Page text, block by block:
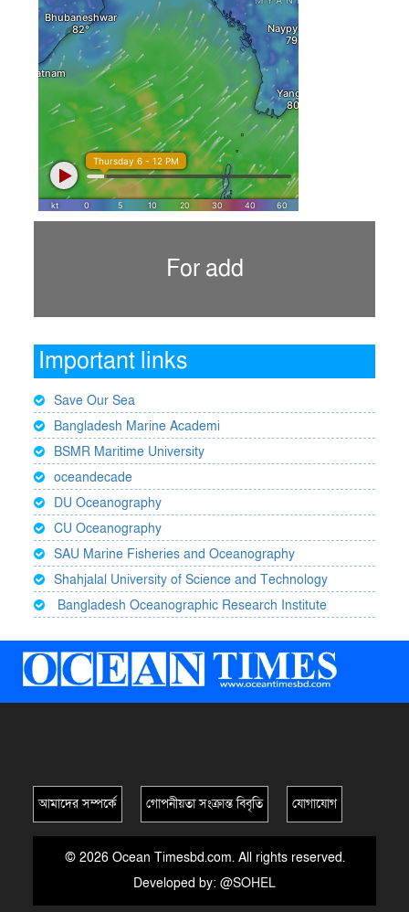
For add
Important links
Save Our Sea
Bangladesh Marine Academi
BSMR Maritime University
oceandecade
DU Oceanography
CU Oceanography
SAU Marine Fisheries and Oceanography
Shahjalal University of Science and Technology
Bangladesh Oceanographic Research Institute
আমাদের সম্পর্কে গোপনীয়তা সংক্রান্ত বিবৃতি যোগাযোগ
© 2026 Ocean Timesbd.com. All rights reserved.
Developed by: @SOHEL